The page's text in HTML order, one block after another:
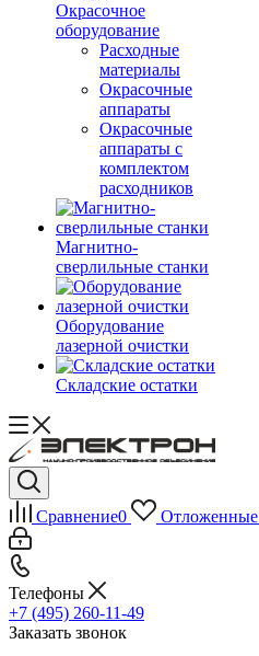
Окрасочное
оборудование
Расходные
материалы
Окрасочные
аппараты
Окрасочные
аппараты с
комплектом
расходников
Магнитно-
сверлильные станки
Оборудование
лазерной очистки
Складские остатки
Сравнение0 Отложенные
Телефоны
+7 (495) 260-11-49
Заказать звонок